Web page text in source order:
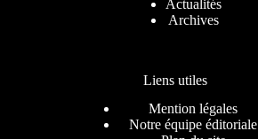
Actualités
Archives
Liens utiles
Mention légales
Notre équipe éditoriale